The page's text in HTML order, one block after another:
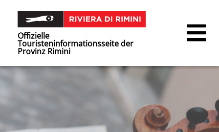
Offizielle
Touristeninformationsseite der
Provinz Rimini